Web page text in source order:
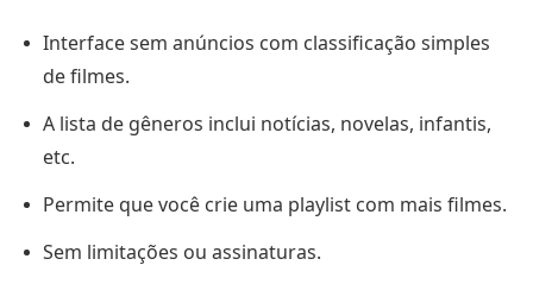
Interface sem anúncios com classificação simples
de filmes.
A lista de gêneros inclui notícias, novelas, infantis,
etc.
Permite que você crie uma playlist com mais filmes.
Sem limitações ou assinaturas.